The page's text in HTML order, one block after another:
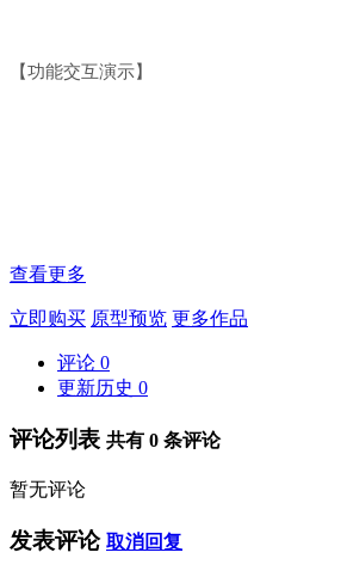
【功能交互演示】
查看更多
立即购买 原型预览 更多作品
评论 0
更新历史 0
评论列表 共有 0 条评论
暂无评论
发表评论 取消回复